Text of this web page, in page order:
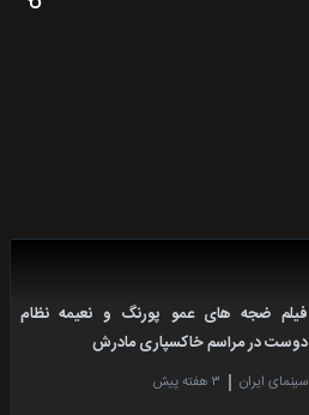
فیلم ضجه های عمو پورنگ و نعیمه نظام
دوست در مراسم خاکسپاری مادرش
سینمای ایران ۳ هفته پیش